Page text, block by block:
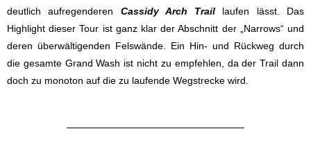
deutlich aufregenderen Cassidy Arch Trail laufen lässt. Das
Highlight dieser Tour ist ganz klar der Abschnitt der „Narrows“ und
deren überwältigenden Felswände. Ein Hin- und Rückweg durch
die gesamte Grand Wash ist nicht zu empfehlen, da der Trail dann
doch zu monoton auf die zu laufende Wegstrecke wird.